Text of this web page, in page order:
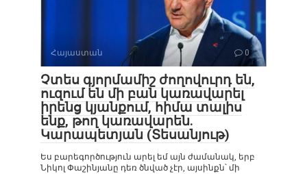
Հայաստան 0
Չտես գյորմամիշ ժողովուրդ են,
ուզում են մի բան կառավարել
իրենց կյանքում, հիմա տալիս
ենք, թող կառավարեն.
Կարապետյան (Տեսանյութ)
Ես բարեգործություն արել եմ այն ժամանակ, երբ
Նիկոլ Փաշինյանը դեռ ծնված չէր, այսինքն՝ մի